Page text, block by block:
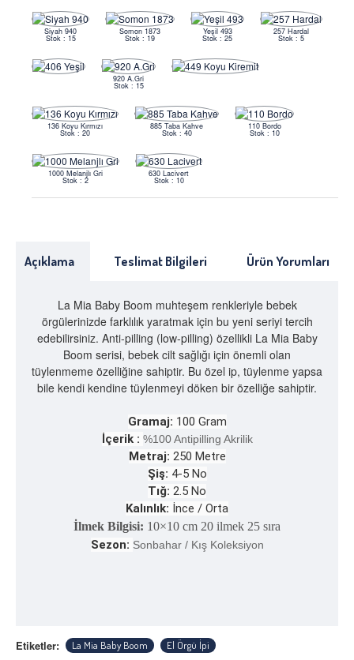
Siyah 940
Stok : 15
Somon 1873
Stok : 19
Yeşil 493
Stok : 25
257 Hardal
Stok : 5
920 A.Gri
Stok : 15
136 Koyu Kırmızı
Stok : 20
885 Taba Kahve
Stok : 40
110 Bordo
Stok : 10
1000 Melanjlı Gri
Stok : 2
630 Lacivert
Stok : 10
Açıklama Teslimat Bilgileri Ürün Yorumları
La Mia Baby Boom muhteşem renkleriyle bebek
örgülerinizde farklılık yaratmak için bu yeni seriyi tercih
edebilirsiniz. Anti-pilling (low-pilling) özellikli La Mia Baby
Boom serisi, bebek cilt sağlığı için önemli olan
tüylenmeme özelliğine sahiptir. Bu özel ip, tüylenme yapsa
bile kendi kendine tüylenmeyi döken bir özelliğe sahiptir.
Gramaj: 100 Gram
İçerik : %100 Antipilling Akrilik
Metraj: 250 Metre
Şiş: 4-5 No
Tığ: 2.5 No
Kalınlık: İnce / Orta
İlmek Bilgisi: 10×10 cm 20 ilmek 25 sıra
Sezon: Sonbahar / Kış Koleksiyon
Etiketler: La Mia Baby Boom El Örgü İpi